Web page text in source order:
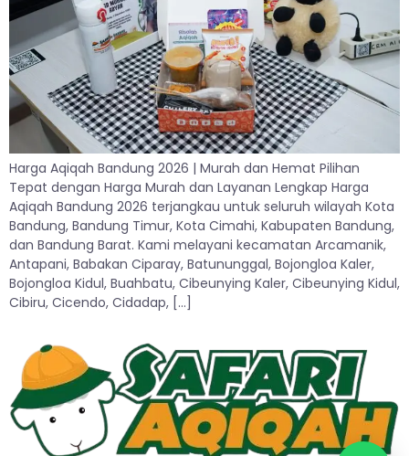
Harga Aqiqah Bandung 2026 | Murah dan Hemat Pilihan
Tepat dengan Harga Murah dan Layanan Lengkap Harga
Aqiqah Bandung 2026 terjangkau untuk seluruh wilayah Kota
Bandung, Bandung Timur, Kota Cimahi, Kabupaten Bandung,
dan Bandung Barat. Kami melayani kecamatan Arcamanik,
Antapani, Babakan Ciparay, Batununggal, Bojongloa Kaler,
Bojongloa Kidul, Buahbatu, Cibeunying Kaler, Cibeunying Kidul,
Cibiru, Cicendo, Cidadap, […]